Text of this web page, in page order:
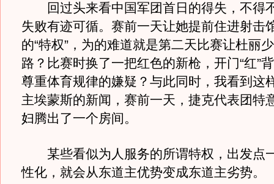
回过头来看中国军团首日的得失，不得
失败有迹可循。赛前一天让她提前住进射击
的“特权”，为的难道就是第二天比赛让杜丽
路？比赛时换了一把红色的新枪，开门“红”
尊重体育规律的嫌疑？与此同时，我看到这
主埃蒙斯的新闻，赛前一天，捷克代表团特
妇腾出了一个房间。
某些看似为人服务的所谓特权，出发点
性化，就会从东道主优势变成东道主劣势。